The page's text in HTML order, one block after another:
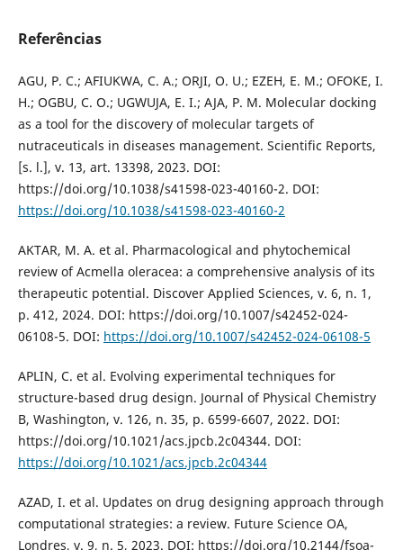
Referências
AGU, P. C.; AFIUKWA, C. A.; ORJI, O. U.; EZEH, E. M.; OFOKE, I.
H.; OGBU, C. O.; UGWUJA, E. I.; AJA, P. M. Molecular docking
as a tool for the discovery of molecular targets of
nutraceuticals in diseases management. Scientific Reports,
[s. l.], v. 13, art. 13398, 2023. DOI:
https://doi.org/10.1038/s41598-023-40160-2. DOI:
https://doi.org/10.1038/s41598-023-40160-2
AKTAR, M. A. et al. Pharmacological and phytochemical
review of Acmella oleracea: a comprehensive analysis of its
therapeutic potential. Discover Applied Sciences, v. 6, n. 1,
p. 412, 2024. DOI: https://doi.org/10.1007/s42452-024-
06108-5. DOI: https://doi.org/10.1007/s42452-024-06108-5
APLIN, C. et al. Evolving experimental techniques for
structure-based drug design. Journal of Physical Chemistry
B, Washington, v. 126, n. 35, p. 6599-6607, 2022. DOI:
https://doi.org/10.1021/acs.jpcb.2c04344. DOI:
https://doi.org/10.1021/acs.jpcb.2c04344
AZAD, I. et al. Updates on drug designing approach through
computational strategies: a review. Future Science OA,
Londres, v. 9, n. 5, 2023. DOI: https://doi.org/10.2144/fsoa-